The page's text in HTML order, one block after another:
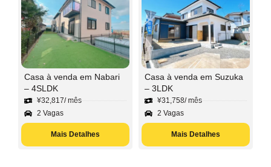
Casa à venda em Nabari
– 4SLDK
¥32,817/ mês
2 Vagas
Mais Detalhes
Casa à venda em Suzuka
– 3LDK
¥31,758/ mês
2 Vagas
Mais Detalhes